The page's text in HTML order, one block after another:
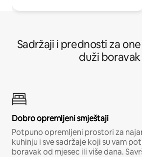
Sadržaji i prednosti za
duži boravak
Dobro opremljeni smještaji
Potpuno opremljeni prostori za
kuhinju i sve sadržaje koji su vam
boravak od mjesec ili više dana.